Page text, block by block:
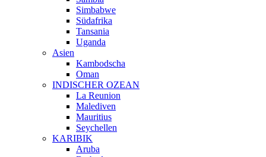
Simbabwe
Südafrika
Tansania
Uganda
Asien
Kambodscha
Oman
INDISCHER OZEAN
La Reunion
Malediven
Mauritius
Seychellen
KARIBIK
Aruba